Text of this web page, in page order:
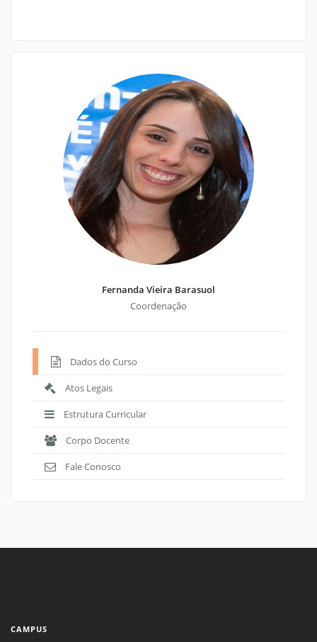
Fernanda Vieira Barasuol
Coordenação
Dados do Curso
Atos Legais
Estrutura Curricular
Corpo Docente
Fale Conosco
CAMPUS